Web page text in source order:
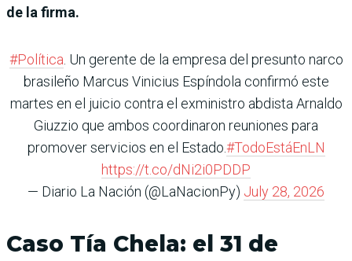
de la firma.
#Política . Un gerente de la empresa del presunto narco
brasileño Marcus Vinicius Espíndola confirmó este
martes en el juicio contra el exministro abdista Arnaldo
Giuzzio que ambos coordinaron reuniones para
promover servicios en el Estado.#TodoEstáEnLN
https://t.co/dNi2i0PDDP
— Diario La Nación (@LaNacionPy) July 28, 2026
Caso Tía Chela: el 31 de